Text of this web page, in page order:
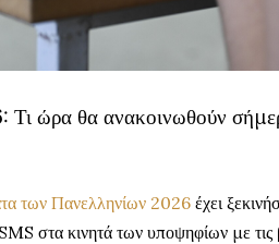
ώρα θα ανακοινωθούν
των Πανελληνίων 2026 έχει
στα κινητά των υποψηφίων με τις